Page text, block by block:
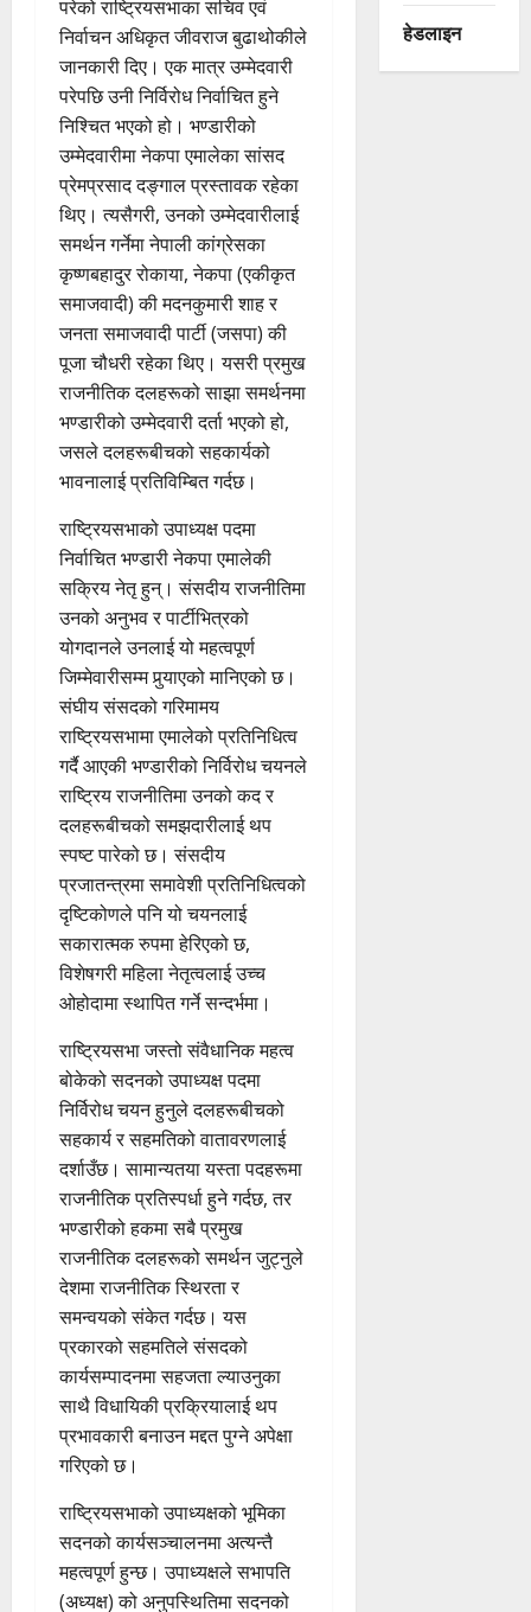
परेको राष्ट्रियसभाका सचिव एवं
निर्वाचन अधिकृत जीवराज बुढाथोकीले
जानकारी दिए। एक मात्र उम्मेदवारी
परेपछि उनी निर्विरोध निर्वाचित हुने
निश्चित भएको हो। भण्डारीको
उम्मेदवारीमा नेकपा एमालेका सांसद
प्रेमप्रसाद दङ्गाल प्रस्तावक रहेका
थिए। त्यसैगरी, उनको उम्मेदवारीलाई
समर्थन गर्नेमा नेपाली कांग्रेसका
कृष्णबहादुर रोकाया, नेकपा (एकीकृत
समाजवादी) की मदनकुमारी शाह र
जनता समाजवादी पार्टी (जसपा) की
पूजा चौधरी रहेका थिए। यसरी प्रमुख
राजनीतिक दलहरूको साझा समर्थनमा
भण्डारीको उम्मेदवारी दर्ता भएको हो,
जसले दलहरूबीचको सहकार्यको
भावनालाई प्रतिविम्बित गर्दछ।
राष्ट्रियसभाको उपाध्यक्ष पदमा
निर्वाचित भण्डारी नेकपा एमालेकी
सक्रिय नेतृ हुन्। संसदीय राजनीतिमा
उनको अनुभव र पार्टीभित्रको
योगदानले उनलाई यो महत्वपूर्ण
जिम्मेवारीसम्म पुर्‍याएको मानिएको छ।
संघीय संसदको गरिमामय
राष्ट्रियसभामा एमालेको प्रतिनिधित्व
गर्दै आएकी भण्डारीको निर्विरोध चयनले
राष्ट्रिय राजनीतिमा उनको कद र
दलहरूबीचको समझदारीलाई थप
स्पष्ट पारेको छ। संसदीय
प्रजातन्त्रमा समावेशी प्रतिनिधित्वको
दृष्टिकोणले पनि यो चयनलाई
सकारात्मक रुपमा हेरिएको छ,
विशेषगरी महिला नेतृत्वलाई उच्च
ओहोदामा स्थापित गर्ने सन्दर्भमा।
राष्ट्रियसभा जस्तो संवैधानिक महत्व
बोकेको सदनको उपाध्यक्ष पदमा
निर्विरोध चयन हुनुले दलहरूबीचको
सहकार्य र सहमतिको वातावरणलाई
दर्शाउँछ। सामान्यतया यस्ता पदहरूमा
राजनीतिक प्रतिस्पर्धा हुने गर्दछ, तर
भण्डारीको हकमा सबै प्रमुख
राजनीतिक दलहरूको समर्थन जुट्नुले
देशमा राजनीतिक स्थिरता र
समन्वयको संकेत गर्दछ। यस
प्रकारको सहमतिले संसदको
कार्यसम्पादनमा सहजता ल्याउनुका
साथै विधायिकी प्रक्रियालाई थप
प्रभावकारी बनाउन मद्दत पुग्ने अपेक्षा
गरिएको छ।
राष्ट्रियसभाको उपाध्यक्षको भूमिका
सदनको कार्यसञ्चालनमा अत्यन्तै
महत्वपूर्ण हुन्छ। उपाध्यक्षले सभापति
(अध्यक्ष) को अनुपस्थितिमा सदनको
हेडलाइन